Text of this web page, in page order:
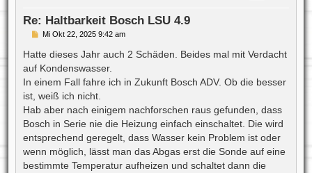
Re: Haltbarkeit Bosch LSU 4.9
B
i
r
a
g
Mi Okt 22, 2025 9:42 am
Hatte dieses Jahr auch 2 Schäden. Beides mal mit Verdacht
auf Kondenswasser.
In einem Fall fahre ich in Zukunft Bosch ADV. Ob die besser
ist, weiß ich nicht.
Hab aber nach einigem nachforschen raus gefunden, dass
Bosch in Serie nie die Heizung einfach einschaltet. Die wird
entsprechend geregelt, dass Wasser kein Problem ist oder
wenn möglich, lässt man das Abgas erst die Sonde auf eine
bestimmte Temperatur aufheizen und schaltet dann die